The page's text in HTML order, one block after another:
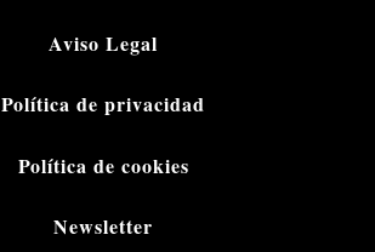
Aviso Legal
Política de privacidad
Política de cookies
Newsletter